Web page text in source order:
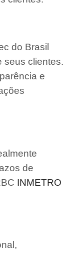
do Brasil
seus clientes.
e
de
INMETRO